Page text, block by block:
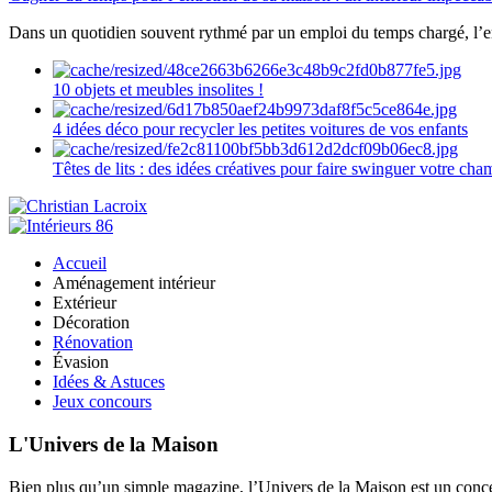
Dans un quotidien souvent rythmé par un emploi du temps chargé,
10 objets et meubles insolites !
4 idées déco pour recycler les petites voitures de vos enfants
Têtes de lits : des idées créatives pour faire swinguer votre
Accueil
Aménagement intérieur
Extérieur
Décoration
Rénovation
Évasion
Idées & Astuces
Jeux concours
L'Univers de la Maison
Bien plus qu’un simple magazine, l’Univers de la Maison est un